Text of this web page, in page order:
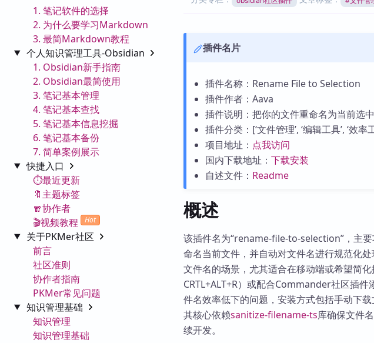
1. 笔记软件的选择
2. 为什么要学习Markdown
3. 最简Markdown教程
个人知识管理工具-Obsidian
1. Obsidian新手指南
2. Obsidian最简使用
3. 笔记基本管理
4. 笔记基本查找
5. 笔记基本信息挖掘
6. 笔记基本备份
7. 简单案例展示
快捷入口
⏱️最近更新
🔖主题标签
🧣协作者
🎬视频教程
Hot
关于PKMer社区
前言
社区准则
协作者指南
PKMer常见问题
知识管理基础
知识管理
知识管理基础
插件名片
插件名称：Rename File to Selection
插件作者：Aava
插件说明：把你的文件重命名为当前选中
插件分类：[‘文件管理’, ‘编辑工具’, ‘效率
项目地址： 点我访问
国内下载地址： 下载安装
自述文件： Readme
概述
该插件名为“rename-file-to-selection”，主
命名当前文件，并自动对文件名进行规范化
文件名的场景，尤其适合在移动端或希望简
CRTL+ALT+R）或配合Commander社区插
件名效率低下的问题，安装方式包括手动下
其核心依赖sanitize-filename-ts库确保文件
续开发。